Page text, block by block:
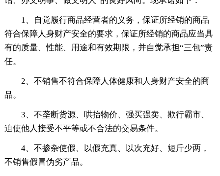
1、自觉履行商品经营者的义务，保证所经销的商品
符合保障人身财产安全的要求，保证所经销的商品应当具
有的质量、性能、用途和有效期限，并自觉承担“三包”责
任。
2、不销售不符合保障人体健康和人身财产安全的商
品。
3、不垄断货源、哄抬物价、强买强卖、欺行霸市、
迫使他人接受不平等或不合法的交易条件。
4、不掺杂使假、以假充真、以次充好、短斤少两，
不销售假冒伪劣产品。